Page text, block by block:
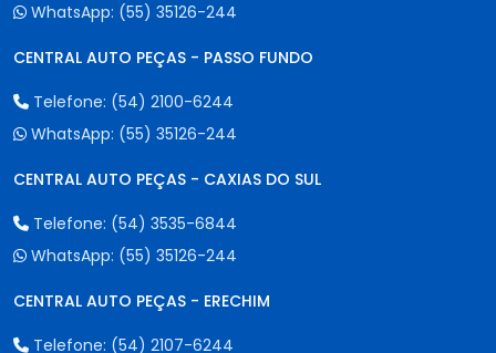
WhatsApp: (55) 35126-244
CENTRAL AUTO PEÇAS - PASSO FUNDO
Telefone: (54) 2100-6244
WhatsApp: (55) 35126-244
CENTRAL AUTO PEÇAS - CAXIAS DO SUL
Telefone: (54) 3535-6844
WhatsApp: (55) 35126-244
CENTRAL AUTO PEÇAS - ERECHIM
Telefone: (54) 2107-6244